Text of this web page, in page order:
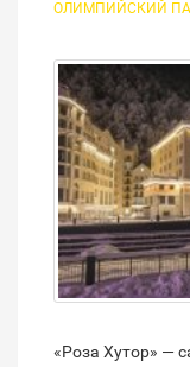
ОЛИМПИЙСКИЙ
«Роза Хутор» —